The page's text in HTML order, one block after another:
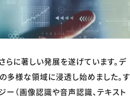
らに著しい発展を遂げています。デ
多様な領域に浸透し始めました。す
（画像認識や音声認識、テキスト